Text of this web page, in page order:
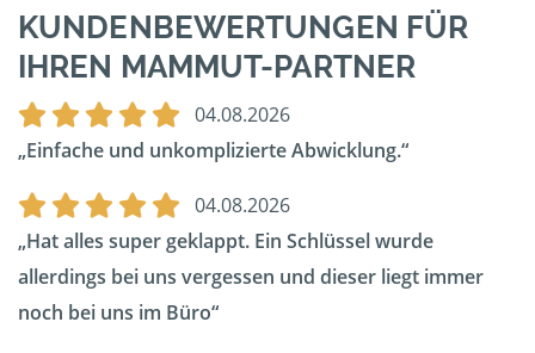
KUNDENBEWERTUNGEN FÜR
IHREN MAMMUT-PARTNER
04.08.2026
Einfache und unkomplizierte Abwicklung.
04.08.2026
Hat alles super geklappt. Ein Schlüssel wurde
allerdings bei uns vergessen und dieser liegt immer
noch bei uns im Büro